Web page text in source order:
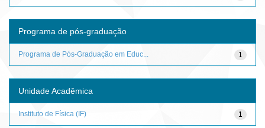
Programa de pós-graduação
1
Programa de Pós-Graduação em Educ...
Unidade Acadêmica
1
Instituto de Física (IF)